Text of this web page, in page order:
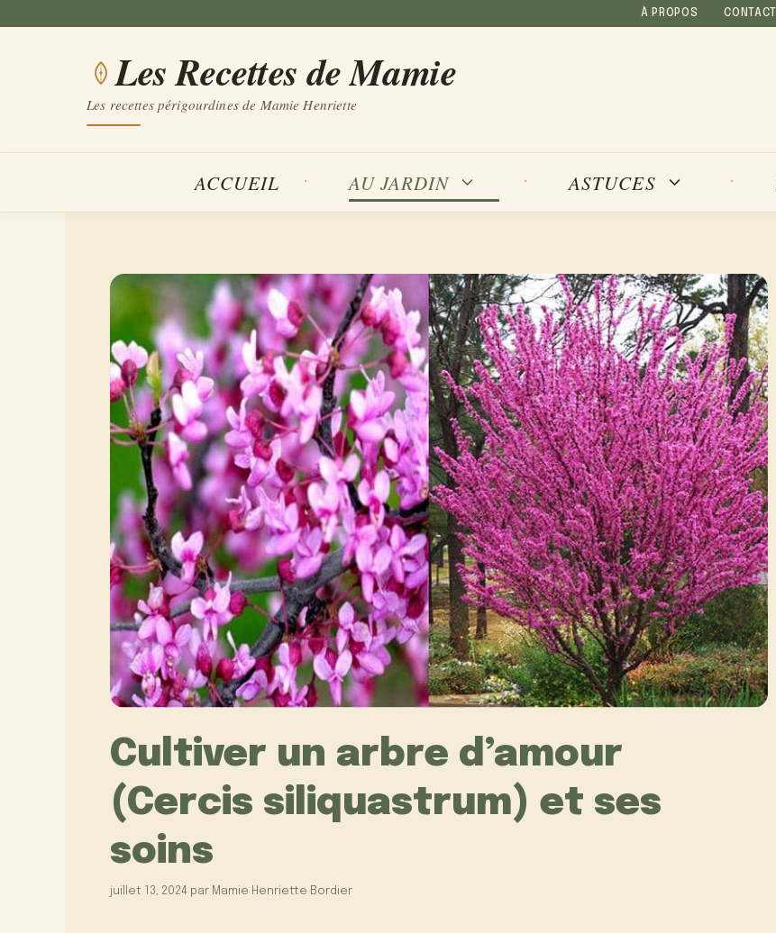
À PROPOS CONTACT
Les Recettes de Mamie
Les recettes périgourdines de Mamie Henriette
ACCUEIL AU JARDIN ASTUCES
Cultiver un arbre d’amour
(Cercis siliquastrum) et ses
soins
juillet 13, 2024 par Mamie Henriette Bordier